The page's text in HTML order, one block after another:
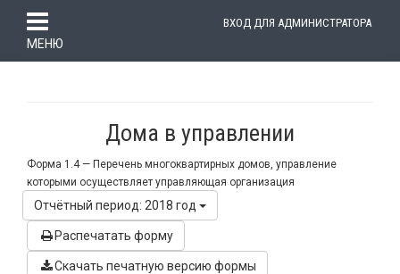
МЕНЮ
ВХОД ДЛЯ АДМИНИСТРАТОРА
Дома в управлении
Форма 1.4 — Перечень многоквартирных домов, управление
которыми осуществляет управляющая организация
Отчётный период: 2018 год
Распечатать форму
Скачать печатную версию формы